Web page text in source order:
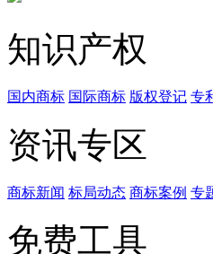
知识产权
国内商标 国际商标 版权登记 专
资讯专区
商标新闻 标局动态 商标案例 专
免费工具